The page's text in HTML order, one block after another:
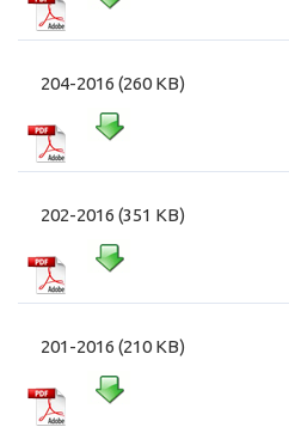
204-2016 (260 KB)
202-2016 (351 KB)
201-2016 (210 KB)